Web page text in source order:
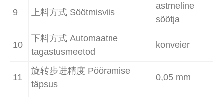
9 上料方式 Söötmisviis
astmeline
söötja
10
下料方式 Automaatne
tagastusmeetod
konveier
11
旋转步进精度 Pööramise
täpsus
0,05 mm